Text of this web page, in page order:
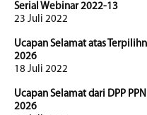
Serial Webinar 2022-13
23 Juli 2022
Ucapan Selamat atas
2026
18 Juli 2022
Ucapan Selamat dari DPP
2026